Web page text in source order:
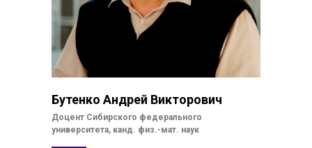
Бутенко Андрей Викторович
Доцент Сибирского федерального
университета, канд. физ.-мат. наук